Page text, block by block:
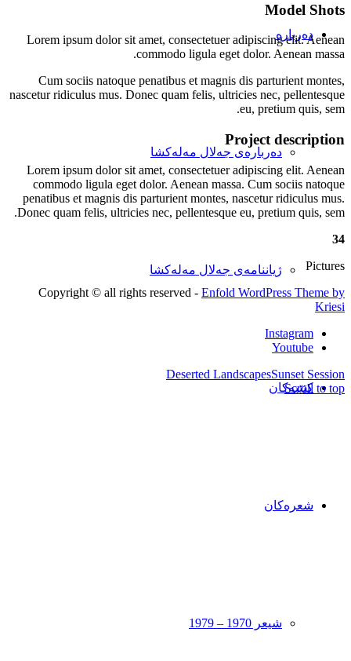
دەربارە
دەربارەی جەلال مەلەکشا
ژیاننامەی جەلال مەلەکشا
کتێبەکان
شعرەکان
شیعر 1970 – 1979
Model Shots
Lorem ipsum dolor sit amet, consectetuer adipiscing elit. Aenean
commodo ligula eget dolor. Aenean massa.
Cum sociis natoque penatibus et magnis dis parturient montes,
nascetur ridiculus mus. Donec quam felis, ultricies nec, pellentesque
eu, pretium quis, sem.
Project description
Lorem ipsum dolor sit amet, consectetuer adipiscing elit. Aenean
commodo ligula eget dolor. Aenean massa. Cum sociis natoque
penatibus et magnis dis parturient montes, nascetur ridiculus mus.
Donec quam felis, ultricies nec, pellentesque eu, pretium quis, sem.
34
Pictures
Copyright © all rights reserved - Enfold WordPress Theme by
Kriesi
Instagram
Youtube
Deserted LandscapesSunset Session
Scroll to top